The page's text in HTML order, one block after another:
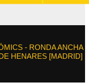
- RONDA ANCHA
HENARES [MADRID]